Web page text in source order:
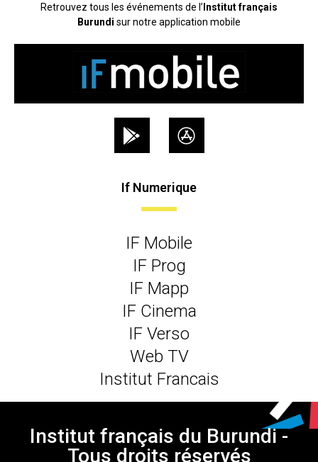
Retrouvez tous les événements de l’ Institut français
Burundi sur notre application mobile
If Numerique
IF Mobile
IF Prog
IF Mapp
IF Cinema
IF Verso
Web TV
Institut Francais
Institut français du Burundi -
Tous droits réservés